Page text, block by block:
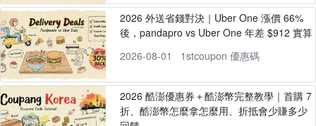
2026 外送省錢對決｜Uber One 漲價 66%
後，pandapro vs Uber One 年差 $912 實算
2026-08-01
1stcoupon 優惠碼
2026 酷澎優惠券＋酷澎幣完整教學｜首購 7
折、酷澎幣怎麼拿怎麼用、折抵會少賺多少